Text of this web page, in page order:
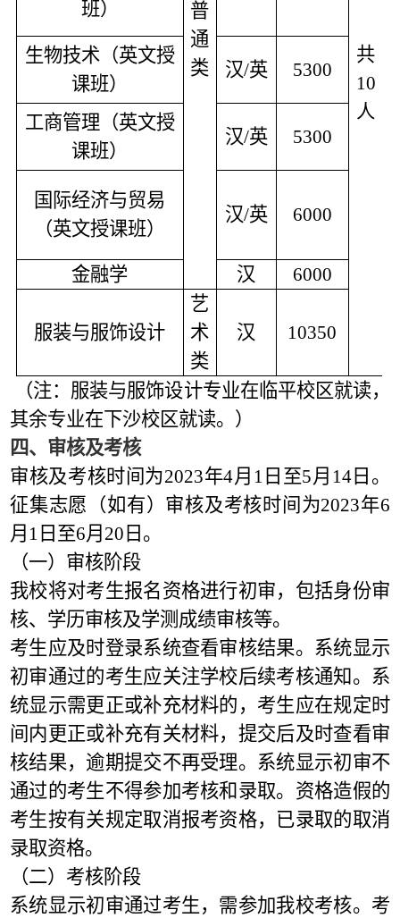
普
通
类
共
10
人
班）
生物技术（英文授
课班）
汉/英 5300
工商管理（英文授
课班）
汉/英 5300
国际经济与贸易
（英文授课班）
汉/英 6000
金融学 汉 6000
服装与服饰设计
艺
术
类
汉 10350
（注：服装与服饰设计专业在临平校区就读，
其余专业在下沙校区就读。 ）
四、审核及考核
审核及考核时间为2023年4月1日至5月14日。
征集志愿 （如有） 审核及考核时间为2023年6
月1日至6月20日 。
（一）审核阶段
我校将对考生报名资格进行初审，包括身份审
核、学历审核及学测成绩审核等。
考生应及时登录系统查看审核结果。系统显示
初审通过的考生应关注学校后续考核通知。系
统显示需更正或补充材料的，考生应在规定时
间内更正或补充有关材料，提交后及时查看审
核结果，逾期提交不再受理。系统显示初审不
通过的考生不得参加考核和录取。资格造假的
考生按有关规定取消报考资格，已录取的取消
录取资格。
（二）考核阶段
系统显示初审通过考生，需参加我校考核。考